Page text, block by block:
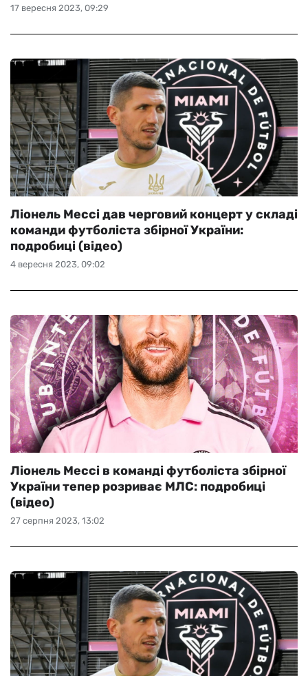
17 вересня 2023, 09:29
4 вересня 2023, 09:02
Ліонель Мессі дав черговий концерт у складі
команди футболіста збірної України:
подробиці (відео)
27 серпня 2023, 13:02
Ліонель Мессі в команді футболіста збірної
України тепер розриває МЛС: подробиці
(відео)